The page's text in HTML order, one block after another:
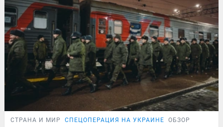
СТРАНА И МИР СПЕЦОПЕРАЦИЯ НА УКРАИНЕ ОБЗОР